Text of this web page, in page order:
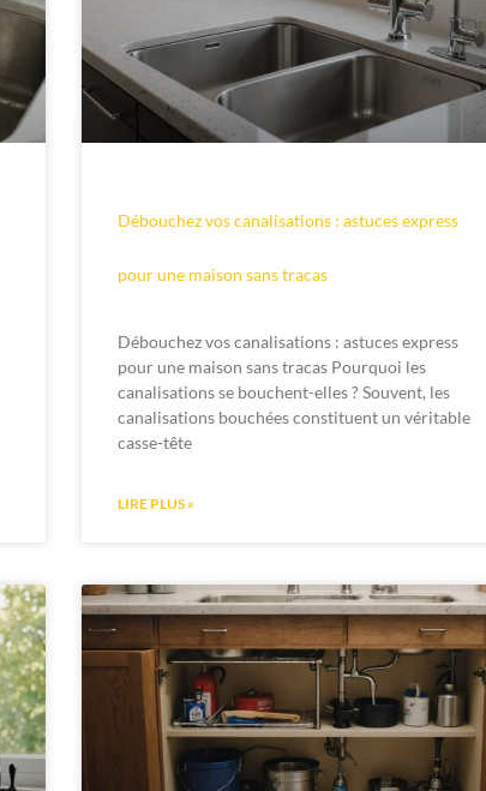
Débouchez vos canalisations : astuces express
pour une maison sans tracas
Débouchez vos canalisations : astuces express
pour une maison sans tracas Pourquoi les
canalisations se bouchent-elles ? Souvent, les
canalisations bouchées constituent un véritable
casse-tête
LIRE PLUS »